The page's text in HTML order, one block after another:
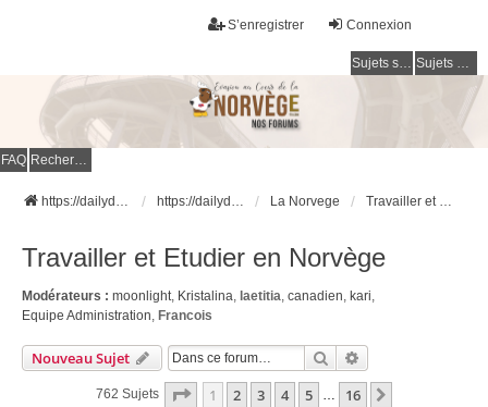
Connexion
S’enregistrer
Sujets sans réponse Sujets actifs
FAQ Rechercher
https://dailydigesthub.com https://dailydigesthub.com La Norvege Travailler et Etudier en Norvège
Travailler et Etudier en Norvège
Modérateurs : moonlight, Kristalina, laetitia, canadien, kari,
Equipe Administration, Francois
Nouveau Sujet Rechercher
762 Sujets Page 1Sur
1 2 3 4 5 … 16